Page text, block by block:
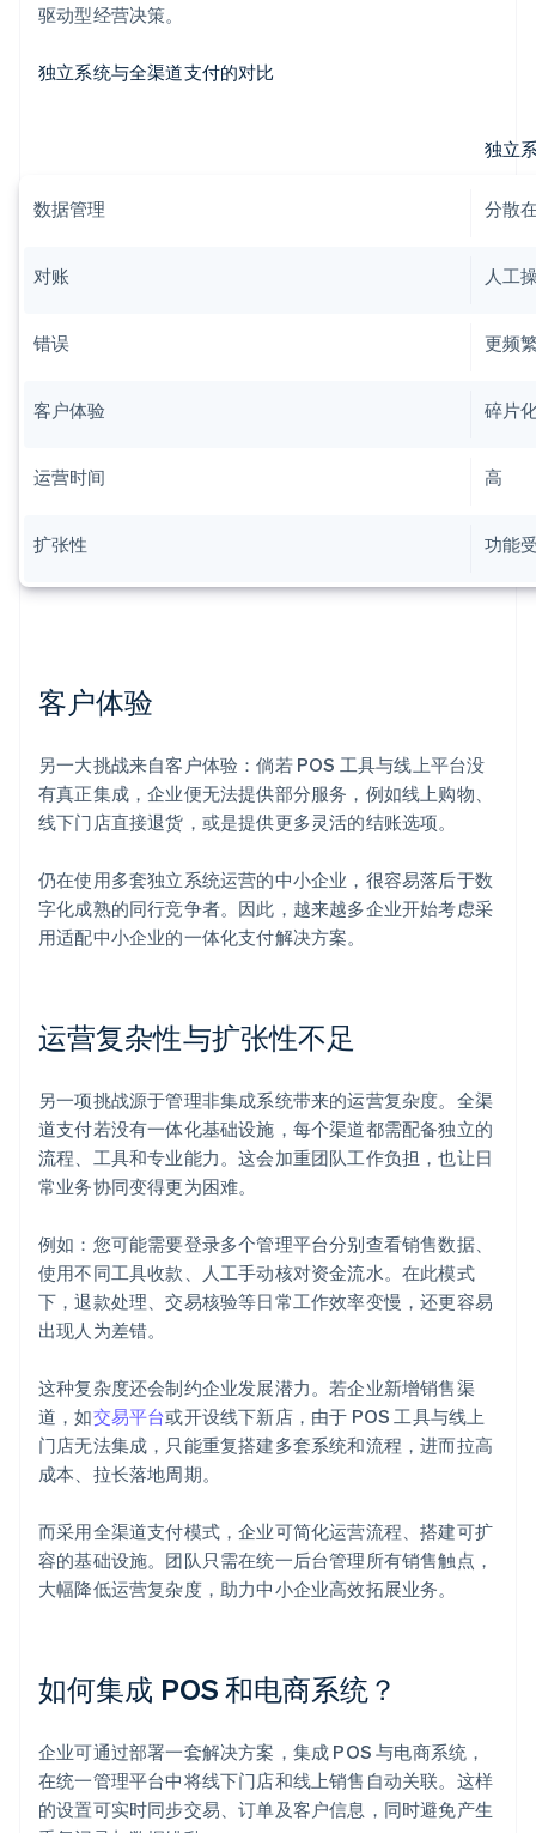
驱动型经营决策。
独立系统与全渠道支付的对比
独立
数据管理 分散
对账 人工
错误 更频
客户体验 碎片
运营时间 高
扩张性 功能
客户体验
另一大挑战来自客户体验：倘若 POS 工具与线上平台没
有真正集成，企业便无法提供部分服务，例如线上购物、
线下门店直接退货，或是提供更多灵活的结账选项。
仍在使用多套独立系统运营的中小企业，很容易落后于数
字化成熟的同行竞争者。因此，越来越多企业开始考虑采
用适配中小企业的一体化支付解决方案。
运营复杂性与扩张性不足
另一项挑战源于管理非集成系统带来的运营复杂度。全渠
道支付若没有一体化基础设施，每个渠道都需配备独立的
流程、工具和专业能力。这会加重团队工作负担，也让日
常业务协同变得更为困难。
例如：您可能需要登录多个管理平台分别查看销售数据、
使用不同工具收款、人工手动核对资金流水。在此模式
下，退款处理、交易核验等日常工作效率变慢，还更容易
出现人为差错。
这种复杂度还会制约企业发展潜力。若企业新增销售渠
道，如交易平台或开设线下新店，由于 POS 工具与线上
门店无法集成，只能重复搭建多套系统和流程，进而拉高
成本、拉长落地周期。
而采用全渠道支付模式，企业可简化运营流程、搭建可扩
容的基础设施。团队只需在统一后台管理所有销售触点，
大幅降低运营复杂度，助力中小企业高效拓展业务。
如何集成 POS 和电商系统？
企业可通过部署一套解决方案，集成 POS 与电商系统，
在统一管理平台中将线下门店和线上销售自动关联。这样
的设置可实时同步交易、订单及客户信息，同时避免产生